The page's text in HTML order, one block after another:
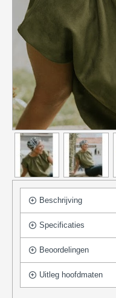
Beschrijving
Specificaties
Beoordelingen
Uitleg hoofdmaten